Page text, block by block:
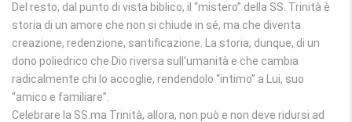
Del resto, dal punto di vista biblico, il “mistero” della SS. Trinità è
storia di un amore che non si chiude in sé, ma che diventa
creazione, redenzione, santificazione. La storia, dunque, di un
dono poliedrico che Dio riversa sull’umanità e che cambia
radicalmente chi lo accoglie, rendendolo “intimo” a Lui, suo
“amico e familiare”.
Celebrare la SS.ma Trinità, allora, non può e non deve ridursi ad